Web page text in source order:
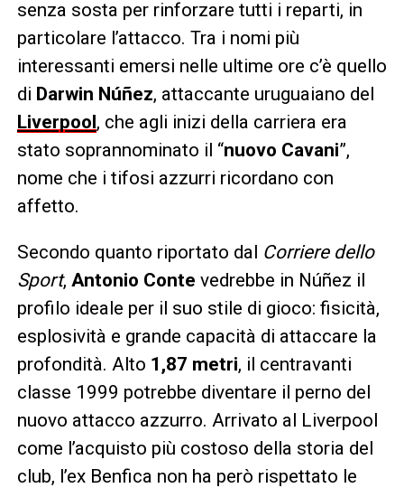
senza sosta per rinforzare tutti i reparti, in
particolare l’attacco. Tra i nomi più
interessanti emersi nelle ultime ore c’è quello
di Darwin Núñez, attaccante uruguaiano del
Liverpool, che agli inizi della carriera era
stato soprannominato il “nuovo Cavani”,
nome che i tifosi azzurri ricordano con
affetto.
Secondo quanto riportato dal Corriere dello
Sport, Antonio Conte vedrebbe in Núñez il
profilo ideale per il suo stile di gioco: fisicità,
esplosività e grande capacità di attaccare la
profondità. Alto 1,87 metri, il centravanti
classe 1999 potrebbe diventare il perno del
nuovo attacco azzurro. Arrivato al Liverpool
come l’acquisto più costoso della storia del
club, l’ex Benfica non ha però rispettato le